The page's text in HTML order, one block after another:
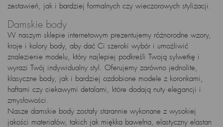
zestawień, jak i bardziej formalnych czy wieczorowych stylizacji.
Damskie body
W naszym sklepie internetowym prezentujemy różnorodne wzory,
kroje i kolory body, aby dać Ci szeroki wybór i umożliwić
znalezienie modelu, który najlepiej podkreśli Twoją sylwetkę i
wyrazi Twój indywidualny styl. Oferujemy zarówno jednolite,
klasyczne body, jak i bardziej ozdobione modele z koronkami,
haftami czy ciekawymi detalami, które dodają nuty elegancji i
zmysłowości.
Nasze damskie body zostały starannie wykonane z wysokiej
jakości materiałów, takich jak miękka bawełna, elastyczny elastan